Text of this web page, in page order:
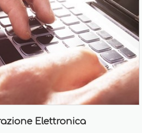
Elettronica